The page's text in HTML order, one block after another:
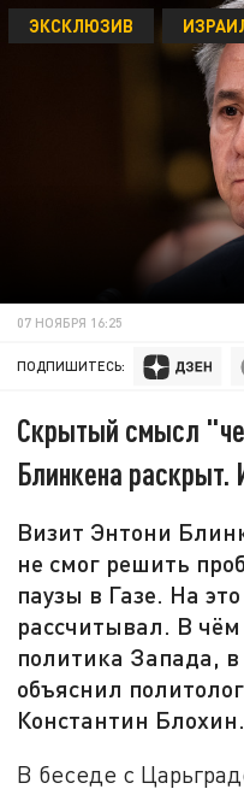
ЭКСКЛЮЗИВ
07 НОЯБРЯ 16:25
ПОДПИШИТЕСЬ:
Скрытый смысл
Блинкена раскрыт.
Визит Энтони
не смог решить
паузы в Газе. На
рассчитывал. В
политика Запада,
объяснил
Константин Блохин.
В беседе с